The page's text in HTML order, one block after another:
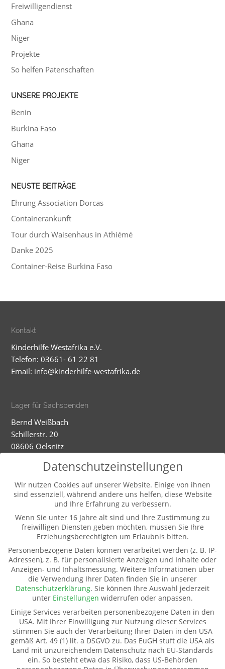
Freiwilligendienst
Ghana
Niger
Projekte
So helfen Patenschaften
UNSERE PROJEKTE
Benin
Burkina Faso
Ghana
Niger
NEUSTE BEITRÄGE
Ehrung Association Dorcas
Containerankunft
Tour durch Waisenhaus in Athiémé
Danke 2025
Container-Reise Burkina Faso
Kontakt
Kinderhilfe Westafrika e.V.
Telefon: 03661- 61 22 81
Email: info@kinderhilfe-westafrika.de
Lager für Sachspenden
Bernd Weißbach
Schillerstr. 20
08606 Oelsnitz
Dienstag - Mittwoch
9-12.00 und 13-16.00 Uhr (und nach Vereinbarung)
Weitere Informationen
Kontakt
Impressum
Datenschutz
Pate werden
Spenden
Mitglied werden
Kinderhilfe Westafrika e.V.
Datenschutzeinstellungen
Wir nutzen Cookies auf unserer Website. Einige von ihnen
sind essenziell, während andere uns helfen, diese Website
und Ihre Erfahrung zu verbessern.
Wenn Sie unter 16 Jahre alt sind und Ihre Zustimmung zu
freiwilligen Diensten geben möchten, müssen Sie Ihre
Erziehungsberechtigten um Erlaubnis bitten.
Personenbezogene Daten können verarbeitet werden (z. B. IP-
Adressen), z. B. für personalisierte Anzeigen und Inhalte oder
Anzeigen- und Inhaltsmessung. Weitere Informationen über
die Verwendung Ihrer Daten finden Sie in unserer
Datenschutzerklärung. Sie können Ihre Auswahl jederzeit
unter Einstellungen widerrufen oder anpassen.
Einige Services verarbeiten personenbezogene Daten in den
USA. Mit Ihrer Einwilligung zur Nutzung dieser Services
stimmen Sie auch der Verarbeitung Ihrer Daten in den USA
gemäß Art. 49 (1) lit. a DSGVO zu. Das EuGH stuft die USA als
Land mit unzureichendem Datenschutz nach EU-Standards
ein. So besteht etwa das Risiko, dass US-Behörden